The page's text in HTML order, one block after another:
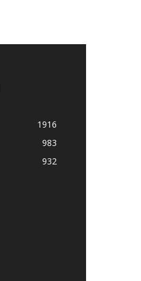
1916
983
932